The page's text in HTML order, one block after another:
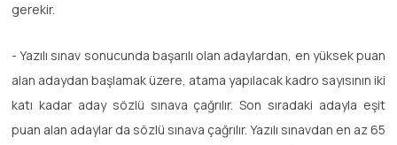
gerekir.
- Yazılı sınav sonucunda başarılı olan adaylardan, en yüksek puan
alan adaydan başlamak üzere, atama yapılacak kadro sayısının iki
katı kadar aday sözlü sınava çağrılır. Son sıradaki adayla eşit
puan alan adaylar da sözlü sınava çağrılır. Yazılı sınavdan en az 65